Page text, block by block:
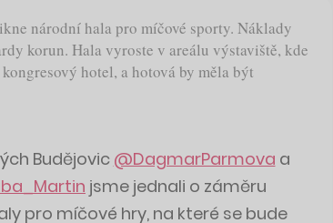
národní hala pro míčové sporty. Náklady
korun. Hala vyroste v areálu výstaviště, kde
hotel, a hotová by měla být
Budějovic@DagmarParmova a
jsme jednali o záměru
pro míčové hry, na které se bude